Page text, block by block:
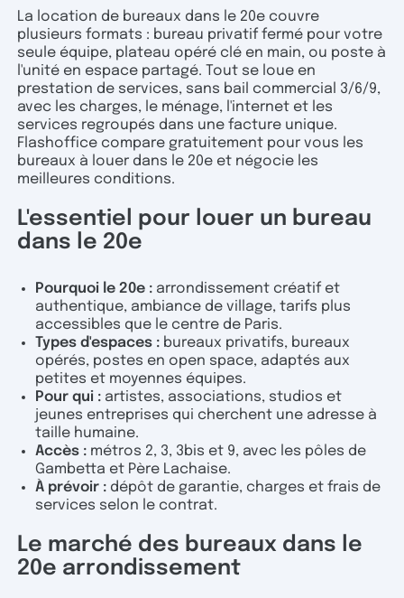
La location de bureaux dans le 20e couvre
plusieurs formats : bureau privatif fermé pour votre
seule équipe, plateau opéré clé en main, ou poste à
l'unité en espace partagé. Tout se loue en
prestation de services, sans bail commercial 3/6/9,
avec les charges, le ménage, l'internet et les
services regroupés dans une facture unique.
Flashoffice compare gratuitement pour vous les
bureaux à louer dans le 20e et négocie les
meilleures conditions.
L'essentiel pour louer un bureau
dans le 20e
Pourquoi le 20e : arrondissement créatif et
authentique, ambiance de village, tarifs plus
accessibles que le centre de Paris.
Types d'espaces : bureaux privatifs, bureaux
opérés, postes en open space, adaptés aux
petites et moyennes équipes.
Pour qui : artistes, associations, studios et
jeunes entreprises qui cherchent une adresse à
taille humaine.
Accès : métros 2, 3, 3bis et 9, avec les pôles de
Gambetta et Père Lachaise.
À prévoir : dépôt de garantie, charges et frais de
services selon le contrat.
Le marché des bureaux dans le
20e arrondissement